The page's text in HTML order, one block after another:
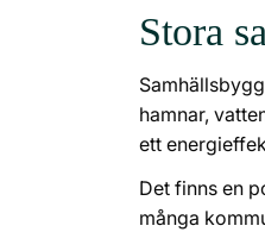
Stora
hamnar,
ett
Det finns en
många